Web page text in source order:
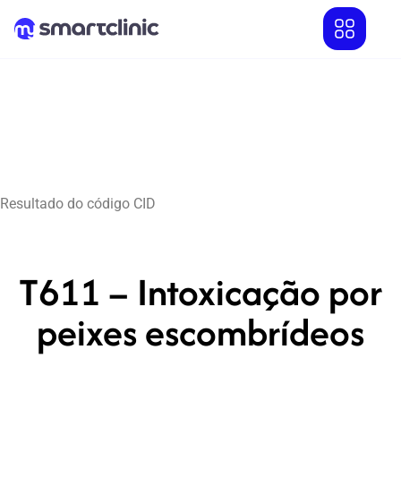
Resultado do código CID
T611 – Intoxicação por
peixes escombrídeos